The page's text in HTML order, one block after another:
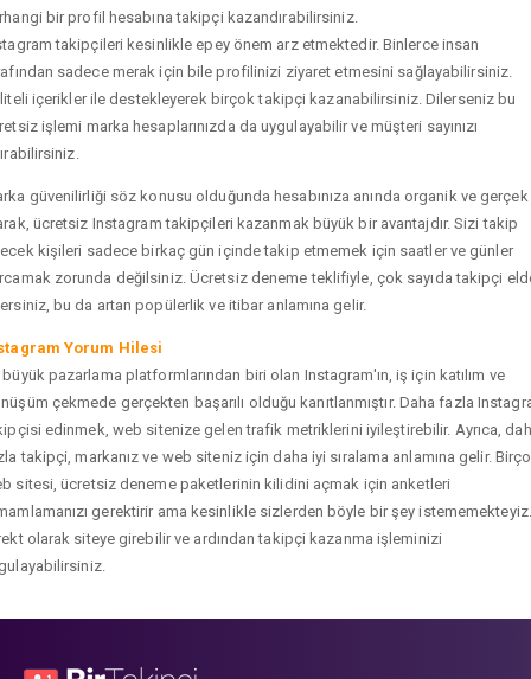
bir profil hesabına takipçi kazandırabilirsiniz.
takipçileri kesinlikle epey önem arz etmektedir. Binlerce insan
sadece merak için bile profilinizi ziyaret etmesini sağlayabilirsiniz.
içerikler ile destekleyerek birçok takipçi kazanabilirsiniz. Dilerseniz bu
işlemi marka hesaplarınızda da uygulayabilir ve müşteri sayınızı
güvenilirliği söz konusu olduğunda hesabınıza anında organik ve gerçek
ücretsiz Instagram takipçileri kazanmak büyük bir avantajdır. Sizi takip
kişileri sadece birkaç gün içinde takip etmemek için saatler ve günler
zorunda değilsiniz. Ücretsiz deneme teklifiyle, çok sayıda takipçi
bu da artan popülerlik ve itibar anlamına gelir.
Yorum Hilesi
büyük pazarlama platformlarından biri olan Instagram'ın, iş için katılım ve
çekmede gerçekten başarılı olduğu kanıtlanmıştır. Daha fazla
edinmek, web sitenize gelen trafik metriklerini iyileştirebilir. Ayrıca,
takipçi, markanız ve web siteniz için daha iyi sıralama anlamına gelir.
sitesi, ücretsiz deneme paketlerinin kilidini açmak için anketleri
gerektirir ama kesinlikle sizlerden böyle bir şey istememekteyiz.
olarak siteye girebilir ve ardından takipçi kazanma işleminizi